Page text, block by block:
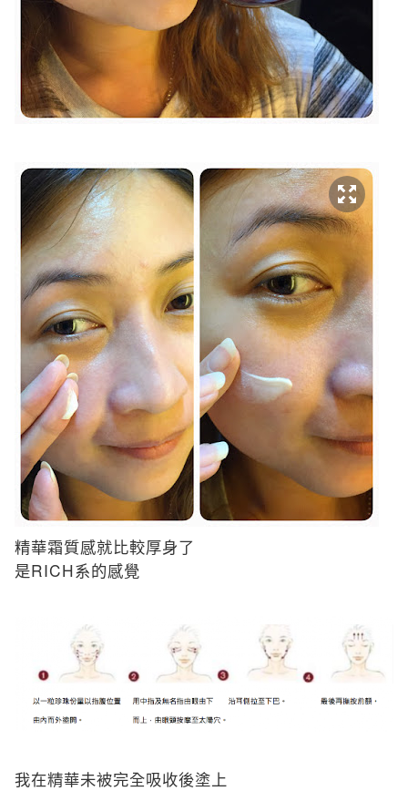
精華霜質感就比較厚身了
是RICH系的感覺
我在精華未被完全吸收後塗上